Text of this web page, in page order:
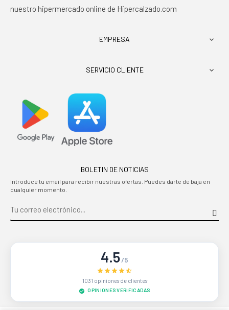
nuestro hipermercado online de Hipercalzado.com
EMPRESA 
SERVICIO CLIENTE 
BOLETIN DE NOTICIAS
Introduce tu email para recibir nuestras ofertas. Puedes darte de baja en
cualquier momento.
4.5/5
1031 opiniones de clientes
OPINIONES VERIFICADAS